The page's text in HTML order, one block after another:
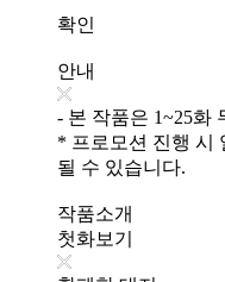
확인
안내
- 본 작품은 1~25화
* 프로모션 진행 시
될 수 있습니다.
작품소개
첫화보기